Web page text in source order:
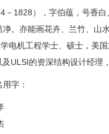
－1828），字伯蕴，号香
。亦能画花卉、兰竹、山水
电机工程学士、硕士，美
ULSI的资深结构设计经理
字：